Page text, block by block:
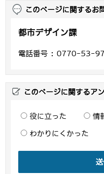
このページに関するお
都市デザイン課
電話番号 0770-53-
このページに関するア
役に立った 情
わかりにくかった